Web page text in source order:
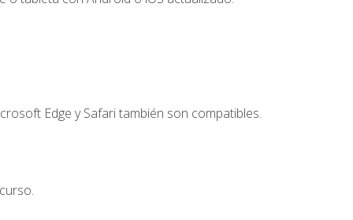
Edge y Safari también son compatibles.